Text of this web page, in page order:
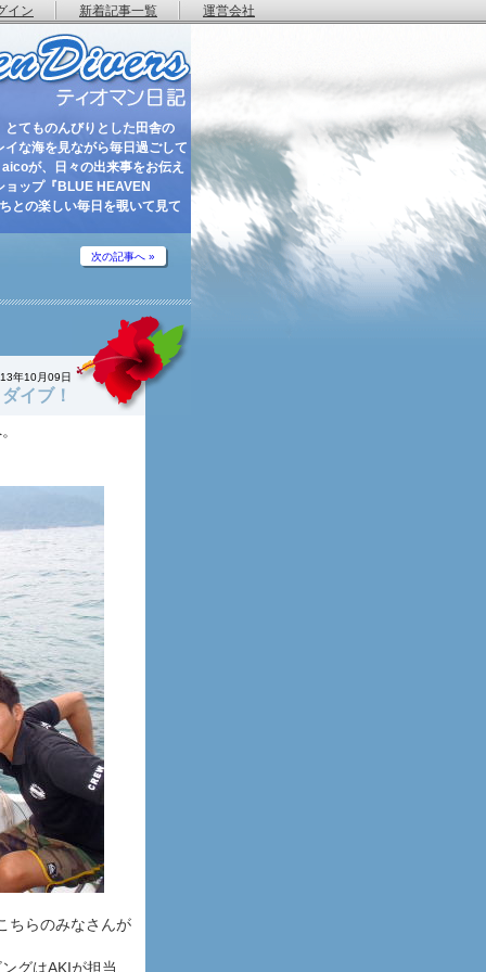
イン 新着記事一覧 運営会社
てものんびりとした田舎の
な海を見ながら毎日過ごして
が、日々の出来事をお伝え
ョップ『BLUE HEAVEN
との楽しい毎日を覗いて見て
次の記事へ »
年10月09日
イブ！
ちらのみなさんが
グはAKIが担当、